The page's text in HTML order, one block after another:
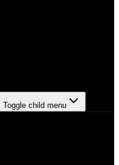
Toggle child menu